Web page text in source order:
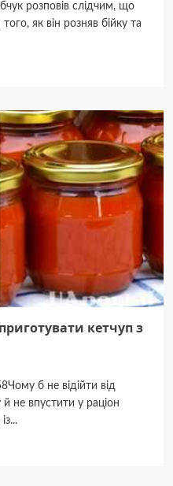
розповів слідчим, що
як він розняв бійку та
кетчуп з
б не відійти від
не впустити у раціон